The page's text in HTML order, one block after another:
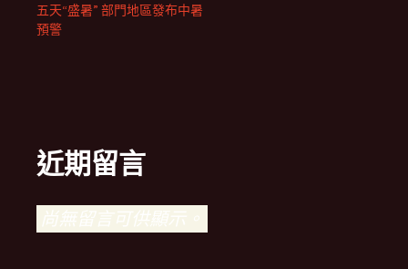
五天“盛暑” 部門地區發布中暑
預警
近期留言
尚無留言可供顯示。